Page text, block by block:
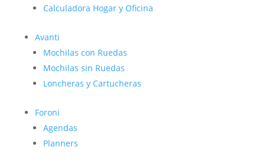
Calculadora Hogar y Oficina
Avanti
Mochilas con Ruedas
Mochilas sin Ruedas
Loncheras y Cartucheras
Foroni
Agendas
Planners